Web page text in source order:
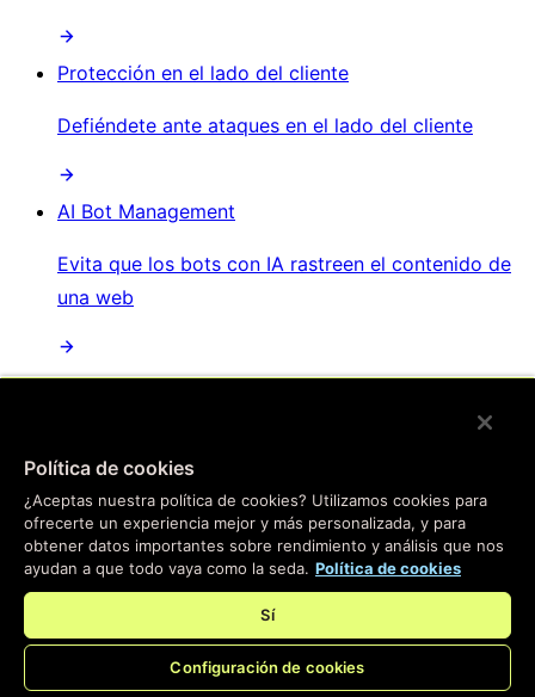
Protección en el lado del cliente
Defiéndete ante ataques en el lado del cliente
AI Bot Management
Evita que los bots con IA rastreen el contenido de
una web
Main menu
/ Productos
Compute
Informática en el borde
Pasa tus aplicaciones al borde: nuestra plataforma
instantánea te ayudará a crear experiencias
Política de cookies
¿Aceptas nuestra política de cookies? Utilizamos cookies para
ofrecerte un experiencia mejor y más personalizada, y para
obtener datos importantes sobre rendimiento y análisis que nos
ayudan a que todo vaya como la seda. Política de cookies
Sí
Configuración de cookies